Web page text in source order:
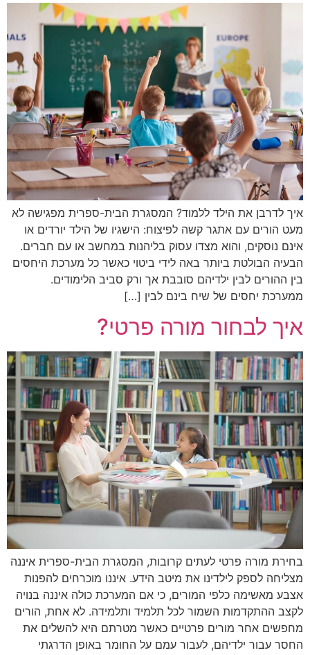
איך לדרבן את הילד ללמוד? המסגרת הבית-ספרית מפגישה לא
מעט הורים עם אתגר קשה לפיצוח: הישגיו של הילד יורדים או
אינם נוסקים, והוא מצדו עסוק בליהנות במחשב או עם חברים.
הבעיה הבולטת ביותר באה לידי ביטוי כאשר כל מערכת היחסים
בין ההורים לבין ילדיהם סובבת אך ורק סביב הלימודים.
ממערכת יחסים של שיח בינם לבין […]
איך לבחור מורה פרטי?
בחירת מורה פרטי לעתים קרובות, המסגרת הבית-ספרית איננה
מצליחה לספק לילדינו את מיטב הידע. איננו מוכרחים להפנות
אצבע מאשימה כלפי המורים, כי אם המערכת כולה איננה בנויה
לקצב ההתקדמות השמור לכל תלמיד ותלמידה. לא אחת, הורים
מחפשים אחר מורים פרטיים כאשר מטרתם היא להשלים את
החסר עבור ילדיהם, לעבור עמם על החומר באופן הדרגתי